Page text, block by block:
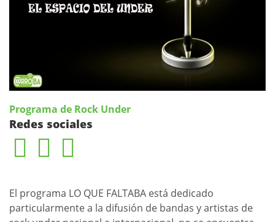
Programa de Rock Under
Redes sociales
El programa LO QUE FALTABA está dedicado
particularmente a la difusión de bandas y artistas de